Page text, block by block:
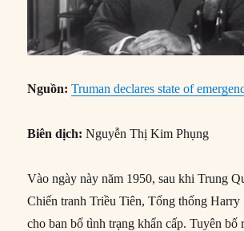
Nguồn: Truman declares state of
Biên dịch: Nguyễn Thị Kim Phụng
Vào ngày này năm 1950, sau khi Trung
Chiến tranh Triều Tiên, Tổng thống Harry
cho ban bố tình trạng khẩn cấp. Tuyên bố